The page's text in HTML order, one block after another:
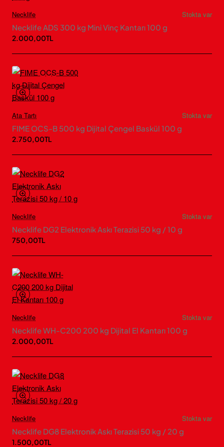
Necklife
Stokta var
Necklife ADS 300 kg Mini Vinç Kantarı 100 g
2.000,00TL
Ata Tartı
Stokta var
FIME OCS-B 500 kg Dijital Çengel Baskül 100 g
2.750,00TL
Necklife
Stokta var
Necklife DG2 Elektronik Askı Terazisi 50 kg / 10 g
750,00TL
Necklife
Stokta var
Necklife WH-C200 200 kg Dijital El Kantarı 100 g
2.000,00TL
Necklife
Stokta var
Necklife DG8 Elektronik Askı Terazisi 50 kg / 20 g
1.500,00TL